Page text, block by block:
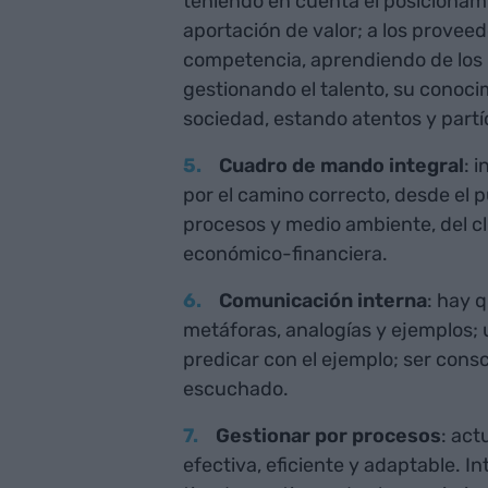
aportación de valor; a los
competencia, aprendiendo de
gestionando el talento, su
sociedad, estando atentos y
Cuadro de mando integral:
por el camino correcto, desde el
procesos y medio ambiente, del
económico-financiera.
Comunicación interna: hay
metáforas, analogías y
predicar con el ejemplo; ser
escuchado.
Gestionar por procesos:
efectiva, eficiente y adaptable.